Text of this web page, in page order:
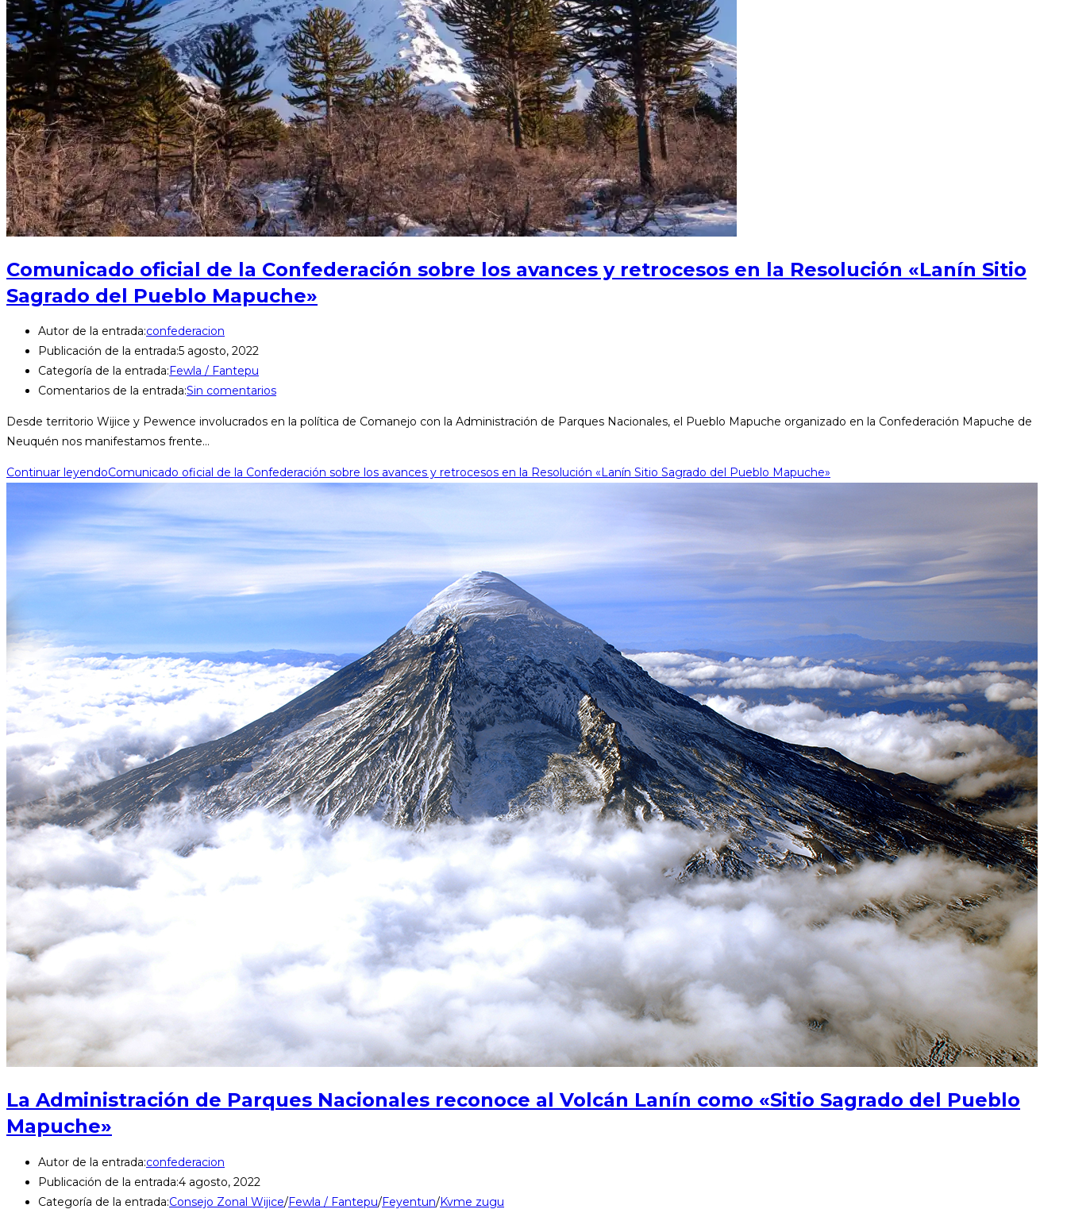
Comunicado oficial de la Confederación sobre los avances y retrocesos en la Resolución «Lanín Sitio
Sagrado del Pueblo Mapuche»
Autor de la entrada:confederacion
Publicación de la entrada:5 agosto, 2022
Categoría de la entrada: Fewla / Fantepu
Comentarios de la entrada:Sin comentarios
Desde territorio Wijice y Pewence involucrados en la política de Comanejo con la Administración de Parques Nacionales, el Pueblo Mapuche organizado en la Confederación Mapuche de
Neuquén nos manifestamos frente…
Continuar leyendoComunicado oficial de la Confederación sobre los avances y retrocesos en la Resolución «Lanín Sitio Sagrado del Pueblo Mapuche»
La Administración de Parques Nacionales reconoce al Volcán Lanín como «Sitio Sagrado del Pueblo
Mapuche»
Autor de la entrada:confederacion
Publicación de la entrada:4 agosto, 2022
Categoría de la entrada:Consejo Zonal Wijice/Fewla / Fantepu/Feyentun/Kvme zugu